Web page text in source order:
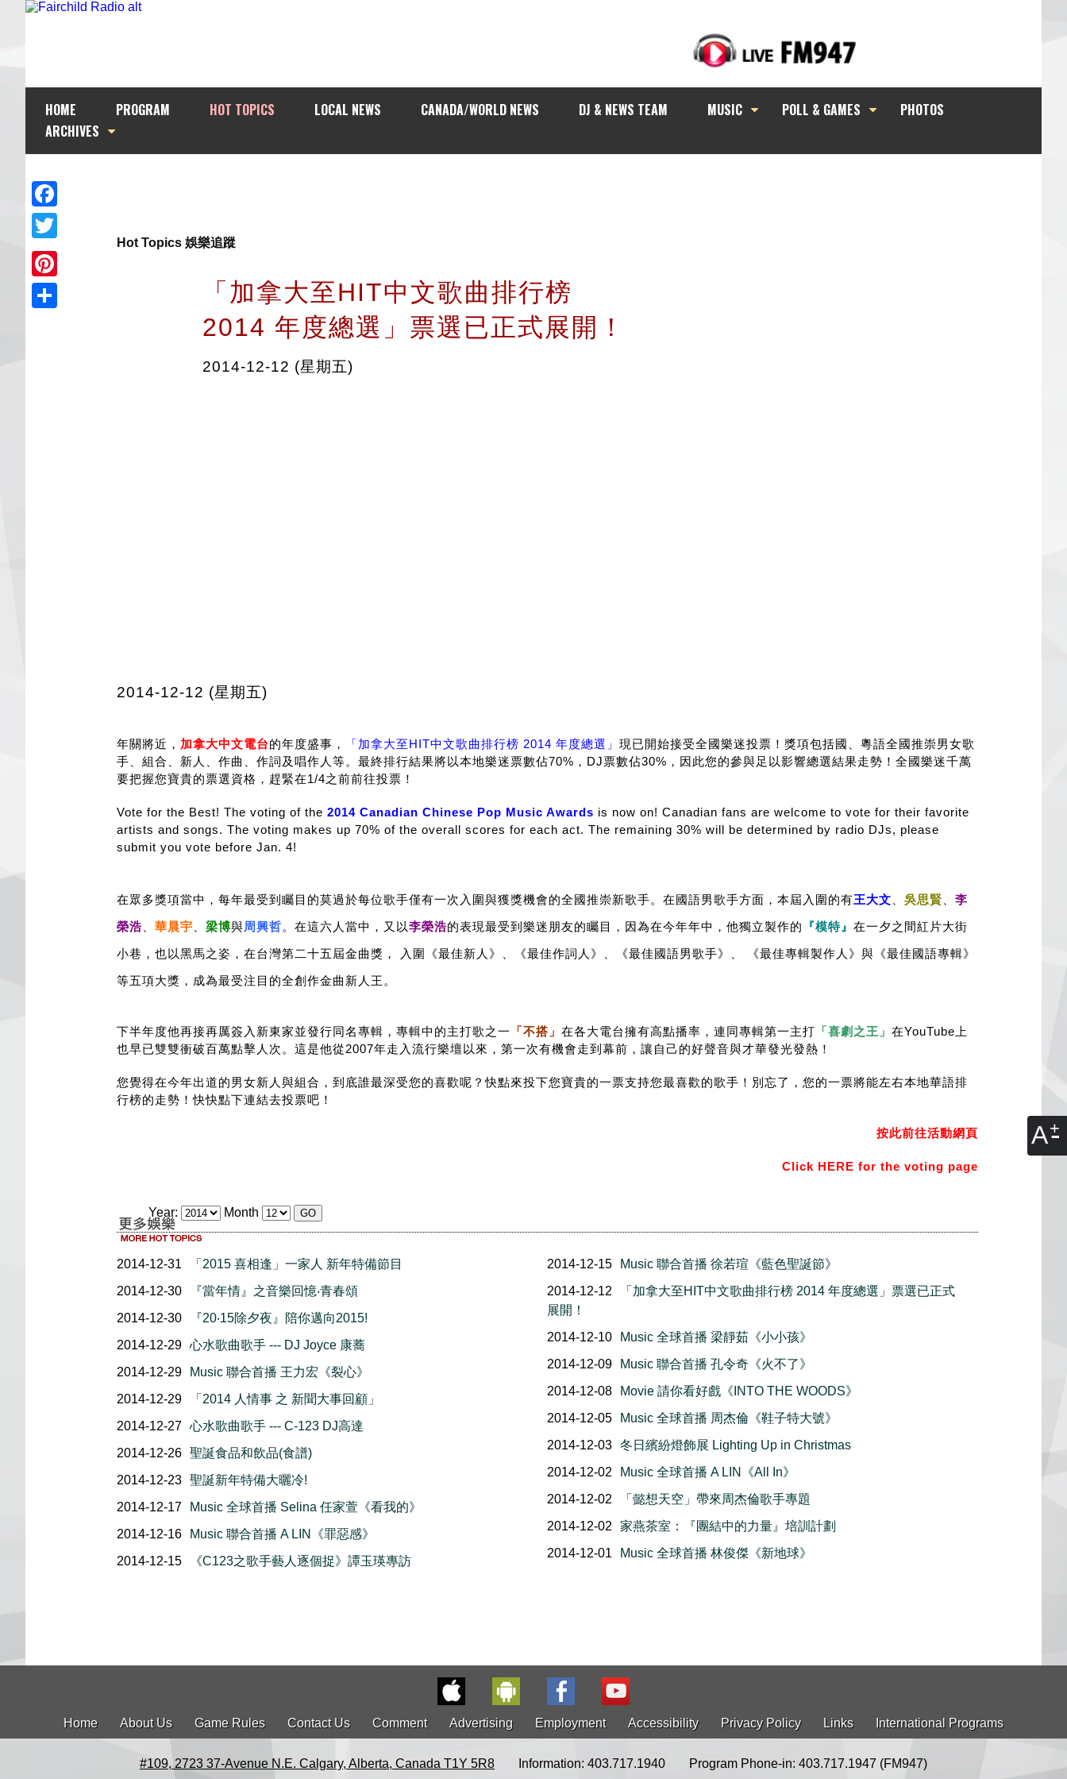
A
HOME PROGRAM HOT TOPICS LOCAL NEWS CANADA/WORLD NEWS DJ & NEWS TEAM MUSIC POLL & GAMES
PHOTOS
ARCHIVES
Facebook
Twitter
Pinterest
Hot Topics 娛樂追蹤
「加拿大至HIT中文歌曲排行榜
2014 年度總選」票選已正式展開！
2014-12-12 (星期五)
2014-12-12 (星期五)
年關將近， 加拿大中文電台的年度盛事， 「加拿大至HIT中文歌曲排行榜 2014 年度總選」 現已開始接受全國樂迷投票！獎項包括國、粵語全國推崇男女歌
手、組合、新人、作曲、作詞及唱作人等。最終排行結果將以本地樂迷票數佔70%，DJ票數佔30%，因此您的參與足以影響總選結果走勢！全國樂迷千萬
要把握您寶貴的票選資格，趕緊在1/4之前前往投票！
Vote for the Best! The voting of the 2014 Canadian Chinese Pop Music Awards is now on! Canadian fans are welcome to vote for their favorite
artists and songs. The voting makes up 70% of the overall scores for each act. The remaining 30% will be determined by radio DJs, please
submit you vote before Jan. 4!
在眾多獎項當中，每年最受到矚目的莫過於每位歌手僅有一次入圍與獲獎機會的全國推崇新歌手。在國語男歌手方面，本屆入圍的有王大文 吳思賢
李
榮浩
華晨宇 梁博與周興哲。在這六人當中，又以李榮浩的表現最受到樂迷朋友的矚目，因為在今年年中，他獨立製作的 『模特』 在一夕之間紅片大街
小巷，也以黑馬之姿，在台灣第二十五屆金曲獎， 入圍《最佳新人》、《最佳作詞人》、《最佳國語男歌手》、 《最佳專輯製作人》與《最佳國語專輯》
等五項大獎，成為最受注目的全創作金曲新人王。
下半年度他再接再厲簽入新東家並發行同名專輯，專輯中的主打歌之一 「不搭」 在各大電台擁有高點播率，連同專輯第一主打 「喜劇之王」 在YouTube上
也早已雙雙衝破百萬點擊人次。這是他從2007年走入流行樂壇以來，第一次有機會走到幕前，讓自己的好聲音與才華發光發熱！
您覺得在今年出道的男女新人與組合，到底誰最深受您的喜歡呢？快點來投下您寶貴的一票支持您最喜歡的歌手！別忘了，您的一票將能左右本地華語排
行榜的走勢！快快點下連結去投票吧！
按此前往活動網頁
Click HERE for the voting page
Year: Month
2014-12-31
「2015 喜相逢」一家人 新年特備節目
2014-12-30
『當年情』之音樂回憶‧青春頌
2014-12-30
『20‧15除夕夜』陪你邁向2015!
2014-12-29 心水歌曲歌手 --- DJ Joyce 康蕎
2014-12-29
Music 聯合首播 王力宏《裂心》
2014-12-29
「2014 人情事 之 新聞大事回顧」
2014-12-27 心水歌曲歌手 --- C-123 DJ高達
2014-12-26 聖誕食品和飲品(食譜)
2014-12-23 聖誕新年特備大曬冷!
2014-12-17
Music 全球首播 Selina 任家萱《看我的》
2014-12-16
Music 聯合首播 A LIN《罪惡感》
2014-12-15
《C123之歌手藝人逐個捉》譚玉瑛專訪
2014-12-15
Music 聯合首播 徐若瑄《藍色聖誕節》
2014-12-12
「加拿大至HIT中文歌曲排行榜 2014 年度總選」票選已正式
展開！
2014-12-10
Music 全球首播 梁靜茹《小小孩》
2014-12-09
Music 聯合首播 孔令奇《火不了》
2014-12-08
Movie 請你看好戲《INTO THE WOODS》
2014-12-05
Music 全球首播 周杰倫《鞋子特大號》
2014-12-03
冬日繽紛燈飾展 Lighting Up in Christmas
2014-12-02
Music 全球首播 A LIN《All In》
2014-12-02
「懿想天空」帶來周杰倫歌手專題
2014-12-02
家燕茶室：『團結中的力量』培訓計劃
2014-12-01
Music 全球首播 林俊傑《新地球》
Home About Us Game Rules Contact Us Comment Advertising Employment Accessibility Privacy Policy Links International Programs
#109, 2723 37-Avenue N.E. Calgary, Alberta, Canada T1Y 5R8 Information: 403.717.1940 Program Phone-in: 403.717.1947 (FM947)